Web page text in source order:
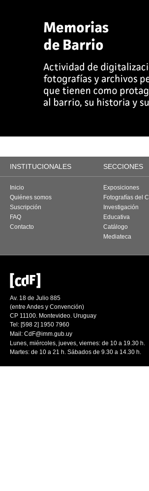
INSTITUCIONALES SECCIONES
Inicio
Quiénes somos
Suscripción
FAQ
Contacto
Exposiciones
Fotografías del
Investigación
Educativa
Catálogo
Mediateca
Av. 18 de Julio 885
(entre Andes y Convención)
CP 11100. Montevideo. Uruguay
Tel: [598 2] 1950 7960
Mail: CdF@imm.gub.uy
Lunes, miércoles, jueves, viernes: de 10 a 19.30 h.
Martes: de 10 a 21 h. Sábados de 9.30 a 14.30 h.